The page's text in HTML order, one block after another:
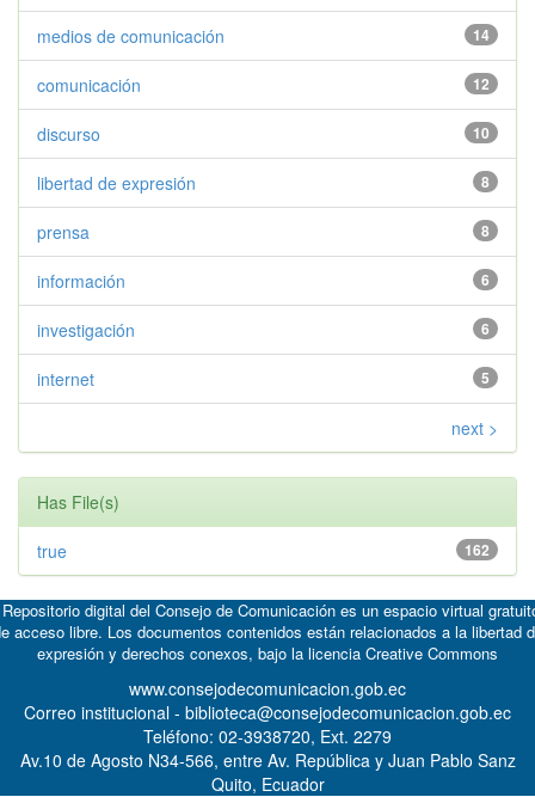
14
medios de comunicación
12
comunicación
10
discurso
8
libertad de expresión
8
prensa
6
información
6
investigación
5
internet
next >
Has File(s)
162
true
digital del Consejo de Comunicación es un espacio virtual
acceso libre. Los documentos contenidos están relacionados a la libertad
expresión y derechos conexos, bajo la licencia Creative Commons
www.consejodecomunicacion.gob.ec
Correo institucional - biblioteca@consejodecomunicacion.gob.ec
Teléfono: 02-3938720, Ext. 2279
Av.10 de Agosto N34-566, entre Av. República y Juan Pablo Sanz
Quito, Ecuador